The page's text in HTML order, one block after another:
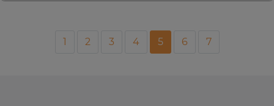
1 2 3 4 5 6 7